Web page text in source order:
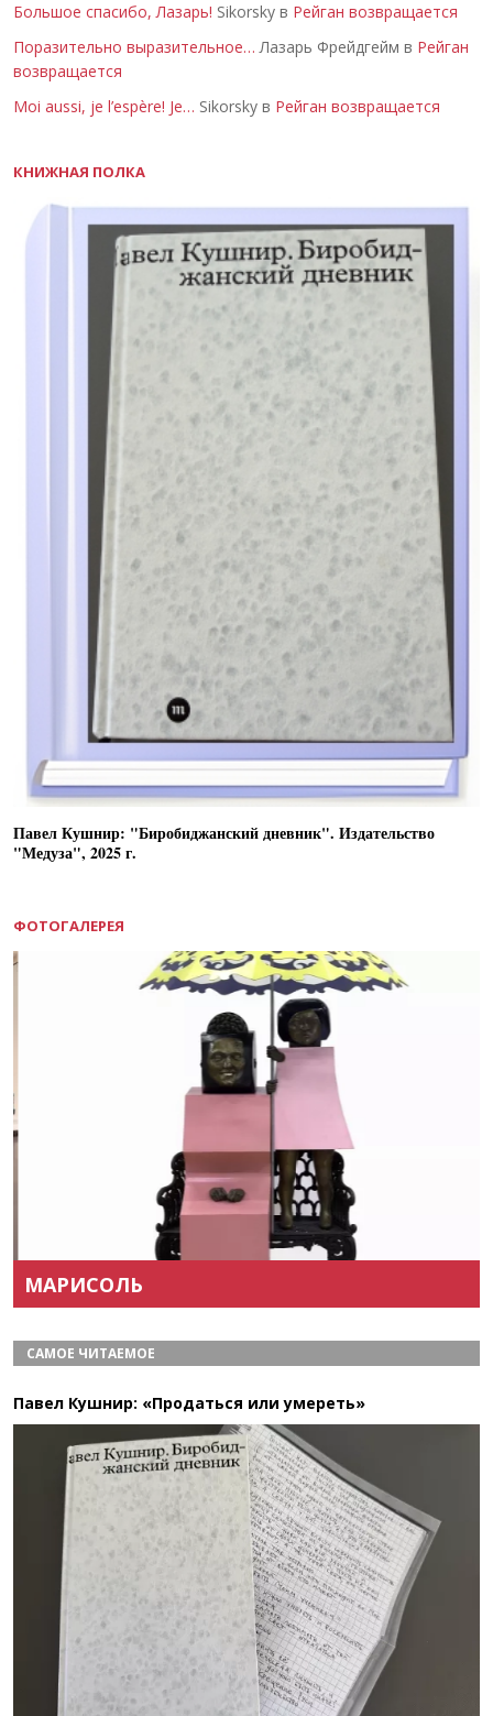
Большое спасибо, Лазарь! Sikorsky в Рейган возвращается
Поразительно выразительное… Лазарь Фрейдгейм в Рейган
возвращается
Moi aussi, je l’espère! Je… Sikorsky в Рейган возвращается
КНИЖНАЯ ПОЛКА
Павел Кушнир: "Биробиджанский дневник". Издательство
"Медуза", 2025 г.
ФОТОГАЛЕРЕЯ
МАРИСОЛЬ
САМОЕ ЧИТАЕМОЕ
Павел Кушнир: «Продаться или умереть»